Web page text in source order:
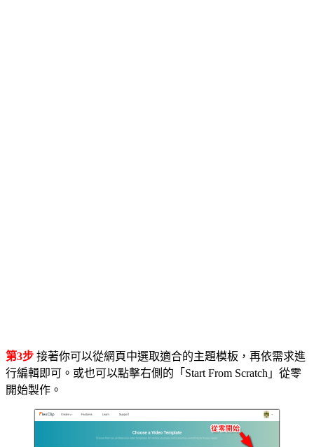
第3步 接著你可以從網頁中選取適合的主題模板，再依需求進
行編輯即可。或也可以點擊右側的「Start From Scratch」從零
開始製作。